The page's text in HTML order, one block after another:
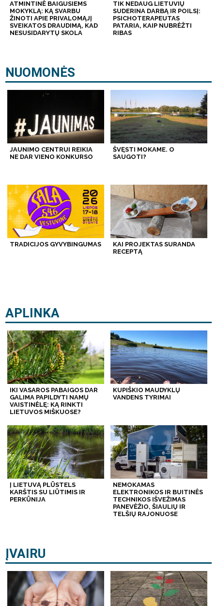
ATMINTINĖ BAIGUSIEMS
MOKYKLĄ: KĄ SVARBU
ŽINOTI APIE PRIVALOMĄJĮ
SVEIKATOS DRAUDIMĄ, KAD
NESUSIDARYTŲ SKOLA
TIK NEDAUG LIETUVIŲ
SUDERINA DARBĄ IR POILSĮ:
PSICHOTERAPEUTAS
PATARIA, KAIP NUBRĖŽTI
RIBAS
NUOMONĖS
JAUNIMO CENTRUI REIKIA
NE DAR VIENO KONKURSO
ŠVĘSTI MOKAME. O
SAUGOTI?
TRADICIJOS GYVYBINGUMAS
KAI PROJEKTAS SURANDA
RECEPTĄ
APLINKA
IKI VASAROS PABAIGOS DAR
GALIMA PAPILDYTI NAMŲ
VAISTINĖLĘ: KĄ RINKTI
LIETUVOS MIŠKUOSE?
KUPIŠKIO MAUDYKLŲ
VANDENS TYRIMAI
Į LIETUVĄ PLŪSTELS
KARŠTIS SU LIŪTIMIS IR
PERKŪNIJA
NEMOKAMAS
ELEKTRONIKOS IR BUITINĖS
TECHNIKOS IŠVEŽIMAS
PANEVĖŽIO, ŠIAULIŲ IR
TELŠIŲ RAJONUOSE
ĮVAIRU